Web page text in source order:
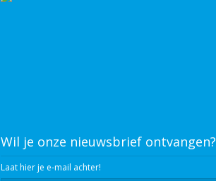
Wil je onze nieuwsbrief ontvangen?
Laat hier je e-mail achter!